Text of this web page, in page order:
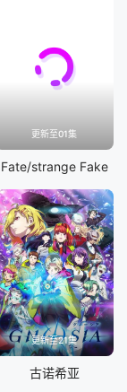
更新至01集
Fate/strange Fake
更新至21集
古诺希亚